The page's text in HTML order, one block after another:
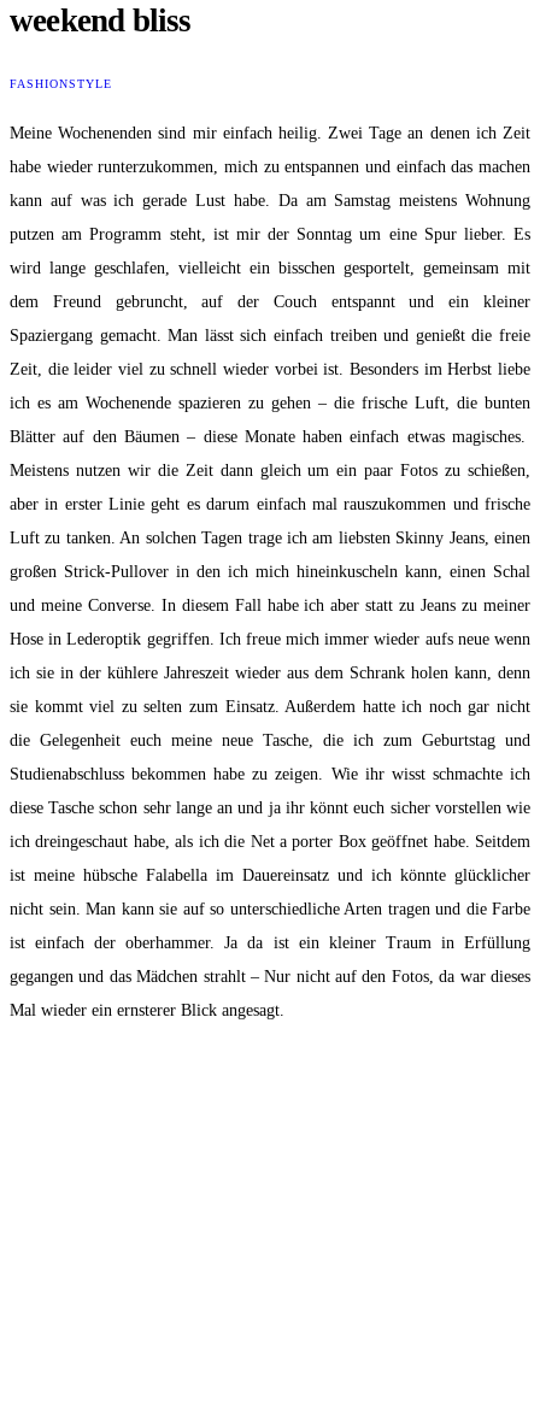
weekend bliss
FASHIONSTYLE
Meine Wochenenden sind mir einfach heilig. Zwei Tage an denen ich Zeit
habe wieder runterzukommen, mich zu entspannen und einfach das machen
kann auf was ich gerade Lust habe. Da am Samstag meistens Wohnung
putzen am Programm steht, ist mir der Sonntag um eine Spur lieber. Es
wird lange geschlafen, vielleicht ein bisschen gesportelt, gemeinsam mit
dem Freund gebruncht, auf der Couch entspannt und ein kleiner
Spaziergang gemacht. Man lässt sich einfach treiben und genießt die freie
Zeit, die leider viel zu schnell wieder vorbei ist. Besonders im Herbst liebe
ich es am Wochenende spazieren zu gehen – die frische Luft, die bunten
Blätter auf den Bäumen – diese Monate haben einfach etwas magisches.
Meistens nutzen wir die Zeit dann gleich um ein paar Fotos zu schießen,
aber in erster Linie geht es darum einfach mal rauszukommen und frische
Luft zu tanken. An solchen Tagen trage ich am liebsten Skinny Jeans, einen
großen Strick-Pullover in den ich mich hineinkuscheln kann, einen Schal
und meine Converse. In diesem Fall habe ich aber statt zu Jeans zu meiner
Hose in Lederoptik gegriffen. Ich freue mich immer wieder aufs neue wenn
ich sie in der kühlere Jahreszeit wieder aus dem Schrank holen kann, denn
sie kommt viel zu selten zum Einsatz. Außerdem hatte ich noch gar nicht
die Gelegenheit euch meine neue Tasche, die ich zum Geburtstag und
Studienabschluss bekommen habe zu zeigen. Wie ihr wisst schmachte ich
diese Tasche schon sehr lange an und ja ihr könnt euch sicher vorstellen wie
ich dreingeschaut habe, als ich die Net a porter Box geöffnet habe. Seitdem
ist meine hübsche Falabella im Dauereinsatz und ich könnte glücklicher
nicht sein. Man kann sie auf so unterschiedliche Arten tragen und die Farbe
ist einfach der oberhammer. Ja da ist ein kleiner Traum in Erfüllung
gegangen und das Mädchen strahlt – Nur nicht auf den Fotos, da war dieses
Mal wieder ein ernsterer Blick angesagt.